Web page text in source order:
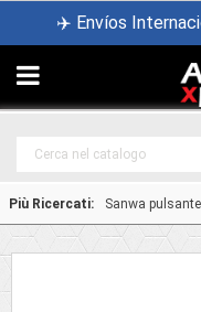
✈️ Envíos

Più Ricercati: Sanwa pulsante